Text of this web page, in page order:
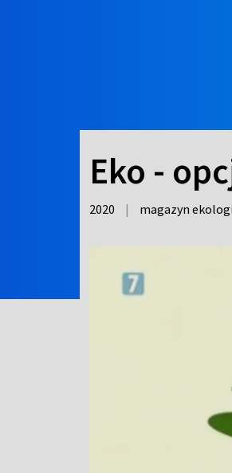
Eko -
2020 | magazyn